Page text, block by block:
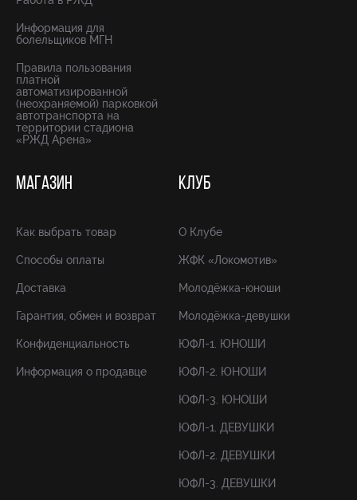
Информация для
болельщиков МГН
Правила пользования
платной
автоматизированной
(неохраняемой) парковкой
автотранспорта на
территории стадиона
«РЖД Арена»
МАГАЗИН
Как выбрать товар
Способы оплаты
Доставка
Гарантия, обмен и возврат
Конфиденциальность
Информация о продавце
КЛУБ
О Клубе
ЖФК «Локомотив»
Молодёжка-юноши
Молодёжка-девушки
ЮФЛ-1. ЮНОШИ
ЮФЛ-2. ЮНОШИ
ЮФЛ-3. ЮНОШИ
ЮФЛ-1. ДЕВУШКИ
ЮФЛ-2. ДЕВУШКИ
ЮФЛ-3. ДЕВУШКИ